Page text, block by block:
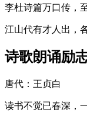
李杜诗篇万口传，
江山代有才人出，
诗歌朗诵励
唐代：王贞白
读书不觉已春深，